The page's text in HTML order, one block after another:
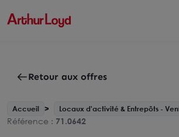
Retour aux offres
Accueil Locaux d'activité & Entrepôts -
Référence : 71.0642